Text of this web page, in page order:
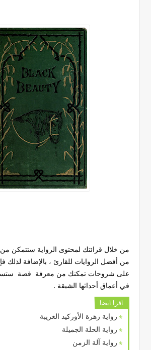
من خلال قرائتك لمحتوى الرواية ستتمكن من
من أفضل الروايات للقارئ ، بالإضافة لذلك
على شروحات تمكنك من معرفة قصة
في أعماق أحداثها الشيقة .
اقرا ايضا
رواية زهرة الأوركيد الغريبة
رواية الحلة الجميلة
رواية آلة الزمن